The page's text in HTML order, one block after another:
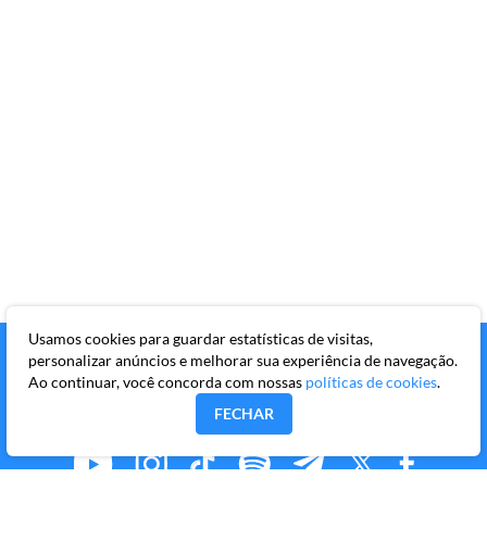
Usamos cookies para guardar estatísticas de visitas,
personalizar anúncios e melhorar sua experiência de navegação.
Ao continuar, você concorda com nossas políticas de cookies.
FECHAR